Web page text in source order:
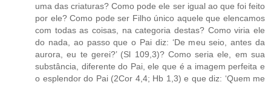
uma das criaturas? Como pode ele ser igual ao que foi feito
por ele? Como pode ser Filho único aquele que elencamos
com todas as coisas, na categoria destas? Como viria ele
do nada, ao passo que o Pai diz: ‘De meu seio, antes da
aurora, eu te gerei?’ (Sl 109,3)? Como seria ele, em sua
substância, diferente do Pai, ele que é a imagem perfeita e
o esplendor do Pai (2Cor 4,4; Hb 1,3) e que diz: ‘Quem me